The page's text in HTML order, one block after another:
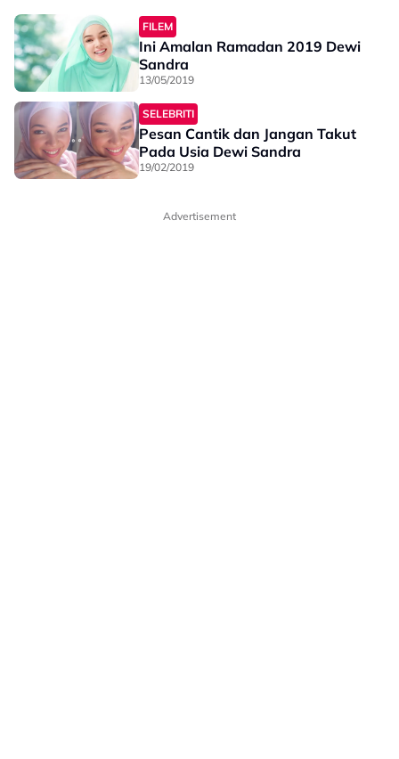
FILEM
Ini Amalan Ramadan 2019 Dewi
Sandra
13/05/2019
SELEBRITI
Pesan Cantik dan Jangan Takut
Pada Usia Dewi Sandra
19/02/2019
Advertisement